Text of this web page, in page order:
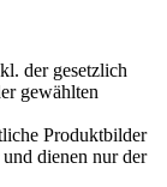
der gesetzlich
gewählten
Produktbilder
dienen nur der